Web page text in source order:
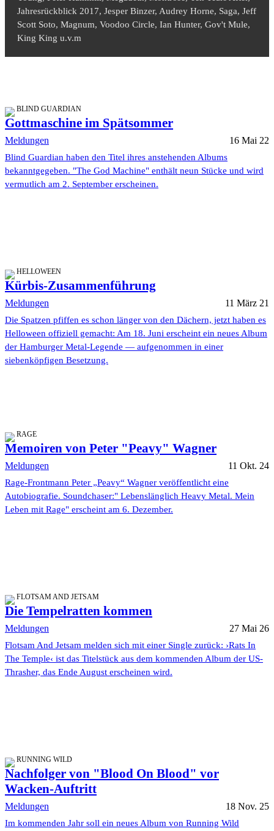
Jahresrückblick 2017, Jesper Binzer, Audrey Horne, Saga, Jeff
Scott Soto, Magnum, Voodoo Circle, Ian Hunter, Gov't Mule,
King King u.v.m
BLIND GUARDIAN
Gottmaschine im Spätsommer
Meldungen 16 Mai 22
Blind Guardian haben den Titel ihres anstehenden Albums
bekanntgegeben. "The God Machine" enthält neun Stücke und wird
vermutlich am 2. September erscheinen.
HELLOWEEN
Kürbis-Zusammenführung
Meldungen 11 März 21
Die Spatzen pfiffen es schon länger von den Dächern, jetzt haben es
Helloween offiziell gemacht: Am 18. Juni erscheint ein neues Album
der Hamburger Metal-Legende — aufgenommen in einer
siebenköpfigen Besetzung.
RAGE
Memoiren von Peter "Peavy" Wagner
Meldungen 11 Okt. 24
Rage-Frontmann Peter „Peavy“ Wagner veröffentlicht eine
Autobiografie. Soundchaser:" Lebenslänglich Heavy Metal. Mein
Leben mit Rage" erscheint am 6. Dezember.
FLOTSAM AND JETSAM
Die Tempelratten kommen
Meldungen 27 Mai 26
Flotsam And Jetsam melden sich mit einer Single zurück: ›Rats In
The Temple‹ ist das Titelstück aus dem kommenden Album der US-
Thrasher, das Ende August erscheinen wird.
RUNNING WILD
Nachfolger von "Blood On Blood" vor
Wacken-Auftritt
Meldungen 18 Nov. 25
Im kommenden Jahr soll ein neues Album von Running Wild